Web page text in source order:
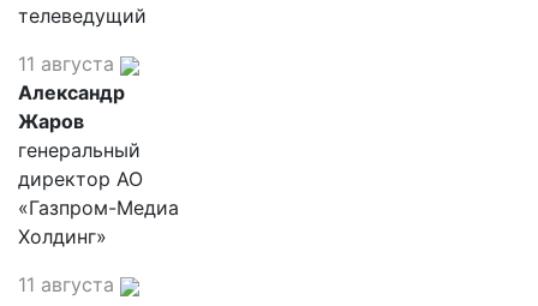
телеведущий
11 августа
Александр
Жаров
генеральный
директор АО
«Газпром-Медиа
Холдинг»
11 августа